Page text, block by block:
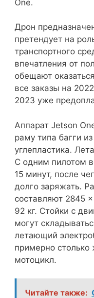
One.
Дрон
претендует на
транспортного
впечатления от
обещают
все заказы на
2023 уже
Аппарат Jetson
раму типа багги
углепластика.
С одним пилотом
15 минут, после
долго заряжать.
составляют 2845
92 кг. Стойки с
могут
летающий
примерно
мотоцикл.
Читайте также: